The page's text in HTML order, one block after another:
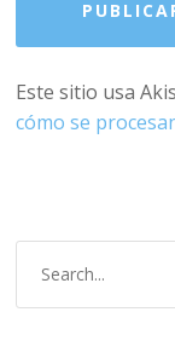
Este sitio usa
cómo se